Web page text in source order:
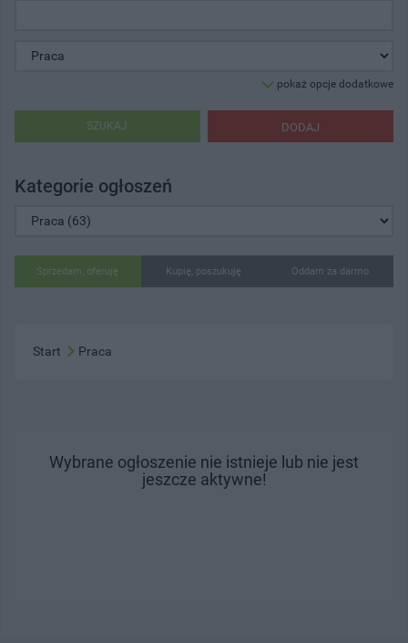
pokaż opcje dodatkowe
DODAJ
SZUKAJ
Kategorie ogłoszeń
Sprzedam, oferuję Kupię, poszukuję Oddam za darmo
Start Praca
Wybrane ogłoszenie nie istnieje lub nie jest
jeszcze aktywne!